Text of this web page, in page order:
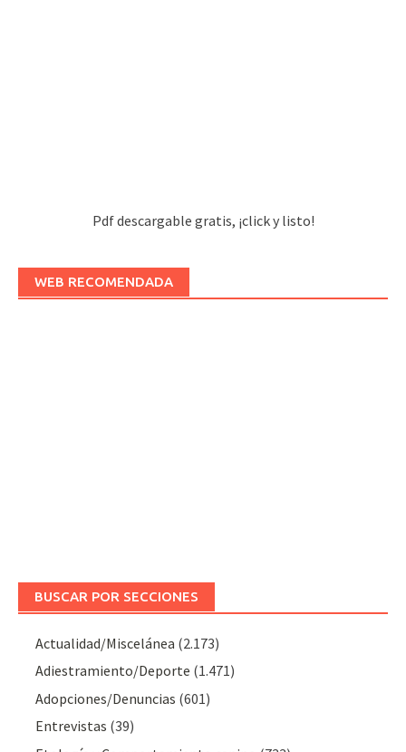
Pdf descargable gratis, ¡click y listo!
WEB RECOMENDADA
BUSCAR POR SECCIONES
Actualidad/Miscelánea (2.173)
Adiestramiento/Deporte (1.471)
Adopciones/Denuncias (601)
Entrevistas (39)